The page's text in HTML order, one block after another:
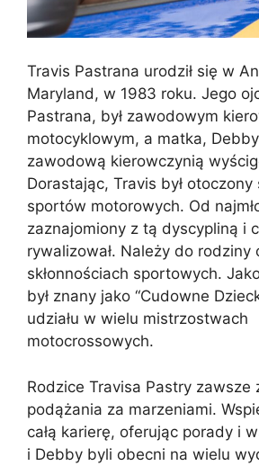
Travis Pastrana urodził się w
Maryland, w 1983 roku. Jego
Pastrana, był zawodowym
motocyklowym, a matka,
zawodową kierowczynią
Dorastając, Travis był otoczony
sportów motorowych. Od
zaznajomiony z tą dyscypliną i
rywalizował. Należy do rodziny
skłonnościach sportowych.
był znany jako “Cudowne
udziału w wielu mistrzostwach
motocrossowych.
Rodzice Travisa Pastry zawsze
podążania za marzeniami.
całą karierę, oferując porady i
i Debby byli obecni na wielu